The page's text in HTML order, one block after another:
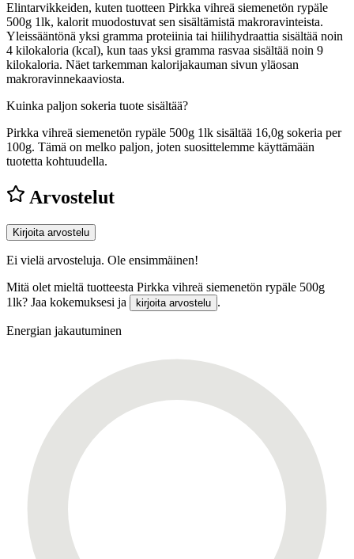
Elintarvikkeiden, kuten tuotteen Pirkka vihreä siemenetön rypäle
500g 1lk, kalorit muodostuvat sen sisältämistä makroravinteista.
Yleissääntönä yksi gramma proteiinia tai hiilihydraattia sisältää noin
4 kilokaloria (kcal), kun taas yksi gramma rasvaa sisältää noin 9
kilokaloria. Näet tarkemman kalorijakauman sivun yläosan
makroravinnekaaviosta.
Kuinka paljon sokeria tuote sisältää?
Pirkka vihreä siemenetön rypäle 500g 1lk sisältää 16,0g sokeria per
100g. Tämä on melko paljon, joten suosittelemme käyttämään
tuotetta kohtuudella.
Arvostelut
Kirjoita arvostelu
Ei vielä arvosteluja. Ole ensimmäinen!
Mitä olet mieltä tuotteesta Pirkka vihreä siemenetön rypäle 500g
1lk? Jaa kokemuksesi ja
kirjoita arvostelu .
Energian jakautuminen